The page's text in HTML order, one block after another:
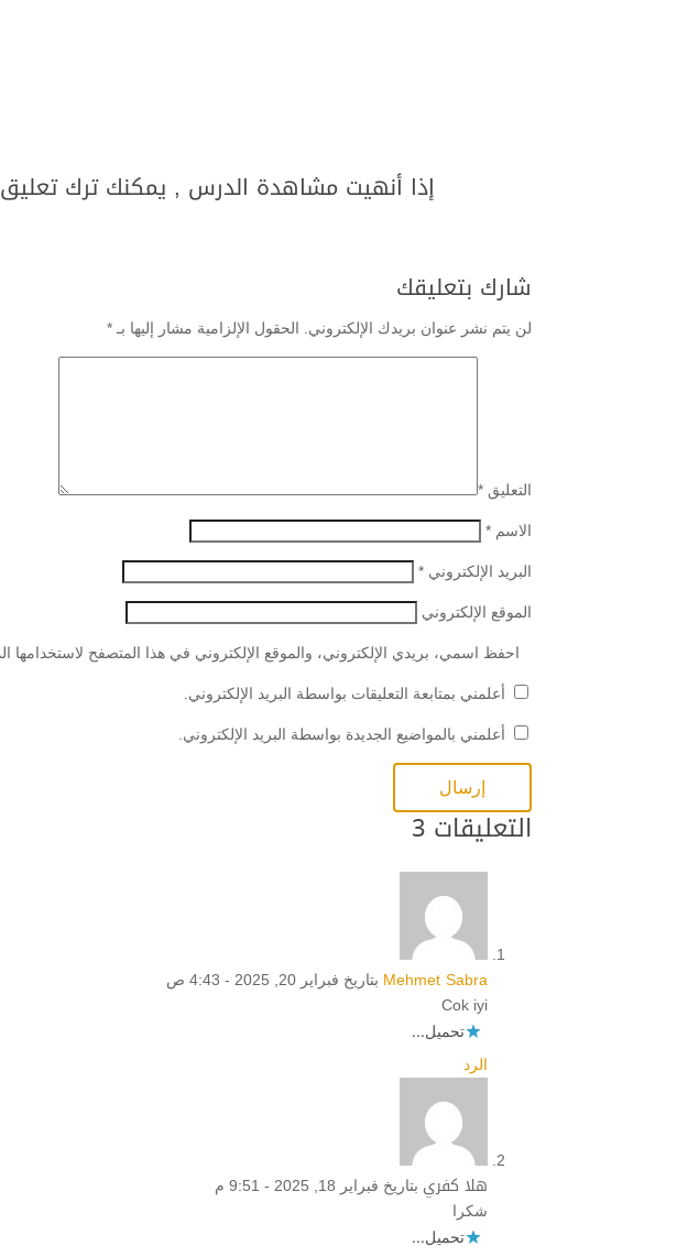
إذا أنهيت مشاهدة الدرس , يمكنك ترك
شارك بتعليقك
لن يتم نشر عنوان بريدك الإلكتروني. الحقول الإلزامية مشار إليها بـ *
التعليق *
الاسم *
البريد الإلكتروني *
الموقع الإلكتروني
احفظ اسمي، بريدي الإلكتروني، والموقع الإلكتروني في هذا المتصفح لاستخدامها
أعلمني بمتابعة التعليقات بواسطة البريد الإلكتروني.
أعلمني بالمواضيع الجديدة بواسطة البريد الإلكتروني.
التعليقات 3
Mehmet Sabra بتاريخ فبراير 20, 2025 - 4:43 ص
Cok iyi
تحميل...
الرد
هلا كفري بتاريخ فبراير 18, 2025 - 9:51 م
شكرا
تحميل...